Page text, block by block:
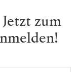
zum